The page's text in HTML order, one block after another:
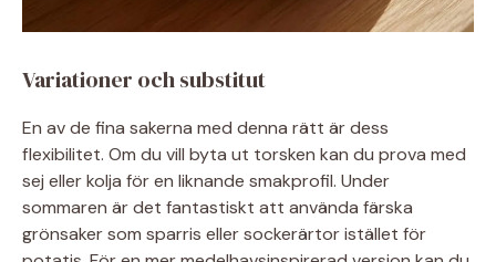
Variationer och substitut
En av de fina sakerna med denna rätt är dess
flexibilitet. Om du vill byta ut torsken kan du prova med
sej eller kolja för en liknande smakprofil. Under
sommaren är det fantastiskt att använda färska
grönsaker som sparris eller sockerärtor istället för